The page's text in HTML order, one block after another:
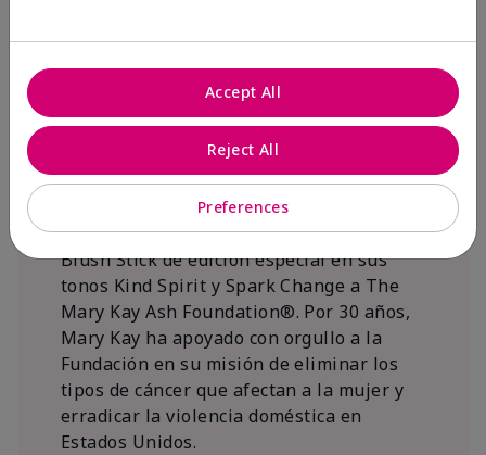
Juntas hacemos la diferencia.
Únete al programa global El rosa cambia
vidas® de Mary Kay y ayuda a cambiar la
vida de mujeres y sus familias en todo el
mundo. En Estados Unidos, del 26 de abril
al 15 de noviembre de 2026, Mary Kay Inc.
donará $1 de cada venta del Mary Kay®
Blush Stick de edición especial en sus
tonos Kind Spirit y Spark Change a The
Mary Kay Ash Foundation®. Por 30 años,
Mary Kay ha apoyado con orgullo a la
Fundación en su misión de eliminar los
tipos de cáncer que afectan a la mujer y
erradicar la violencia doméstica en
Estados Unidos.
Preferences
Reject All
Accept All